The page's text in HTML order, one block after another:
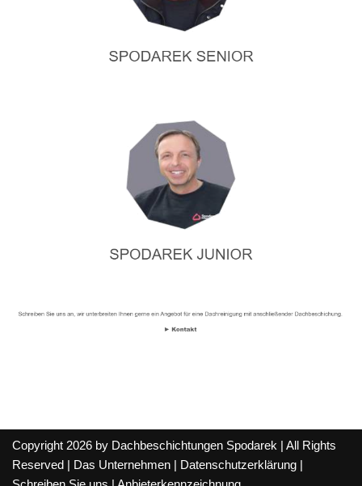
Copyright 2026 by Dachbeschichtungen Spodarek | All Rights
Reserved |
Das Unternehmen Datenschutzerklärung